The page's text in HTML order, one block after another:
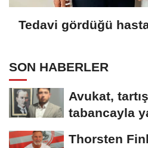
Tedavi gördüğü
SON HABERLER
Avukat,
tabancayla
Thorsten